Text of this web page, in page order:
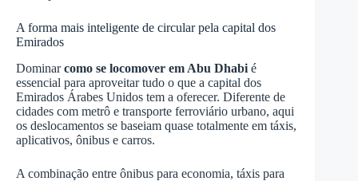
A forma mais inteligente de circular pela capital dos
Emirados
Dominarcomo se locomover em Abu Dhabi é
essencial para aproveitar tudo o que a capital dos
Emirados Árabes Unidos tem a oferecer. Diferente de
cidades com metrô e transporte ferroviário urbano, aqui
os deslocamentos se baseiam quase totalmente em táxis,
aplicativos, ônibus e carros.
A combinação entre ônibus para economia, táxis para